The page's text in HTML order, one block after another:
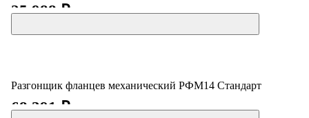
25 988 ₽
Разгонщик фланцев механический РФМ14 Стандарт
68 391 ₽